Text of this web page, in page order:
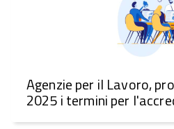
Agenzie per il Lavoro,
2025 i termini per